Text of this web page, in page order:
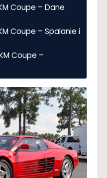
Coupe – Dane
Coupe – Spalanie i
Coupe –